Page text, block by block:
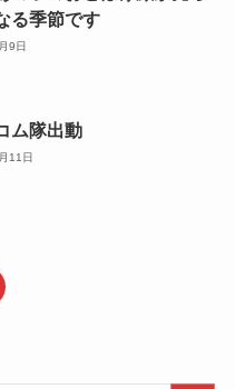
る季節です
9日
ム隊出動
11日